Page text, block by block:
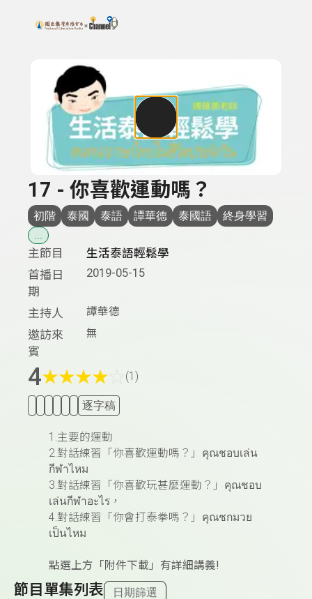
上方功能區塊
搜尋關鍵字：可輸入節目名稱、主持人或關鍵字
17 - 你喜歡運動嗎？
初階 泰國 泰語 譚華德 泰國語 終身學習
主節目
生活泰語輕鬆學
首播日
期
2019-05-15
主持人 譚華德
邀訪來
賓
無
4★★★★ (1)
逐字稿
1.主要的運動
2.對話練習「你喜歡運動嗎？」 คุณชอบเล่น
กีฬาไหม
3.對話練習「你喜歡玩甚麼運動？」 คุณชอบ
เล่นกีฬาอะไร ，
4.對話練習
「你會打泰拳嗎？」 คุณชกมวย
เป็นไหม
點選上方「附件下載」有詳細講義!
節目單集列表 日期篩選